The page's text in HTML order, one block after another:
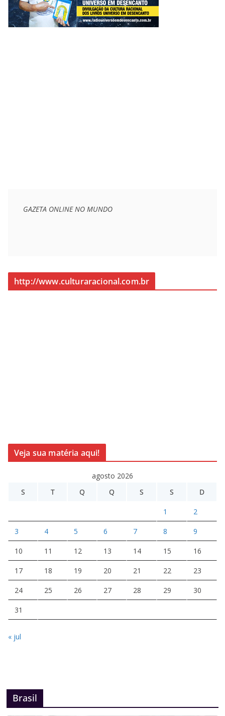
GAZETA ONLINE NO MUNDO
http://www.culturaracional.com.br
Veja sua matéria aqui!
agosto 2026
S
T Q Q S S D
1 2
3 4 5 6 7 8 9
10 11 12 13 14 15 16
17 18 19 20 21 22 23
24 25 26 27 28 29 30
31
« jul
Brasil